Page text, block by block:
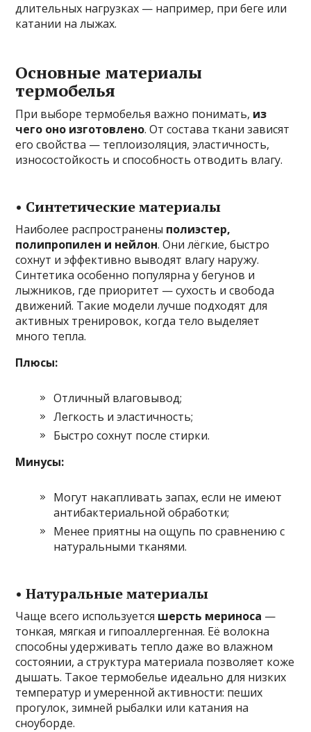
длительных нагрузках — например, при беге или
катании на лыжах.
Основные материалы
термобелья
При выборе термобелья важно понимать, из
чего оно изготовлено. От состава ткани зависят
его свойства — теплоизоляция, эластичность,
износостойкость и способность отводить влагу.
• Синтетические материалы
Наиболее распространены полиэстер,
полипропилен и нейлон. Они лёгкие, быстро
сохнут и эффективно выводят влагу наружу.
Синтетика особенно популярна у бегунов и
лыжников, где приоритет — сухость и свобода
движений. Такие модели лучше подходят для
активных тренировок, когда тело выделяет
много тепла.
Плюсы:
Отличный влаговывод;
Легкость и эластичность;
Быстро сохнут после стирки.
Минусы:
Могут накапливать запах, если не имеют
антибактериальной обработки;
Менее приятны на ощупь по сравнению с
натуральными тканями.
• Натуральные материалы
Чаще всего используется шерсть мериноса —
тонкая, мягкая и гипоаллергенная. Её волокна
способны удерживать тепло даже во влажном
состоянии, а структура материала позволяет коже
дышать. Такое термобелье идеально для низких
температур и умеренной активности: пеших
прогулок, зимней рыбалки или катания на
сноуборде.